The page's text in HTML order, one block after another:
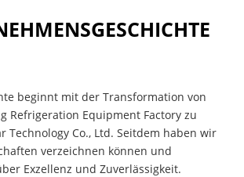
beginnt mit der Transformation von
Refrigeration Equipment Factory zu
Technology Co., Ltd. Seitdem haben wir
verzeichnen können und
Exzellenz und Zuverlässigkeit.